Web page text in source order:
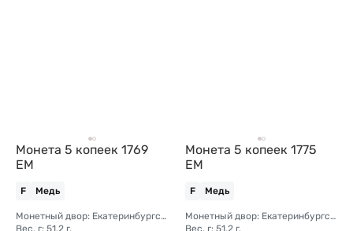
Монета 5 копеек 1769
ЕМ
F Медь
Монетный двор: Екатеринбургский монетный двор
Вес, г: 51.2 г.
Монета 5 копеек 1775
ЕМ
F Медь
Монетный двор: Екатеринбургский монетный двор
Вес, г: 51.2 г.